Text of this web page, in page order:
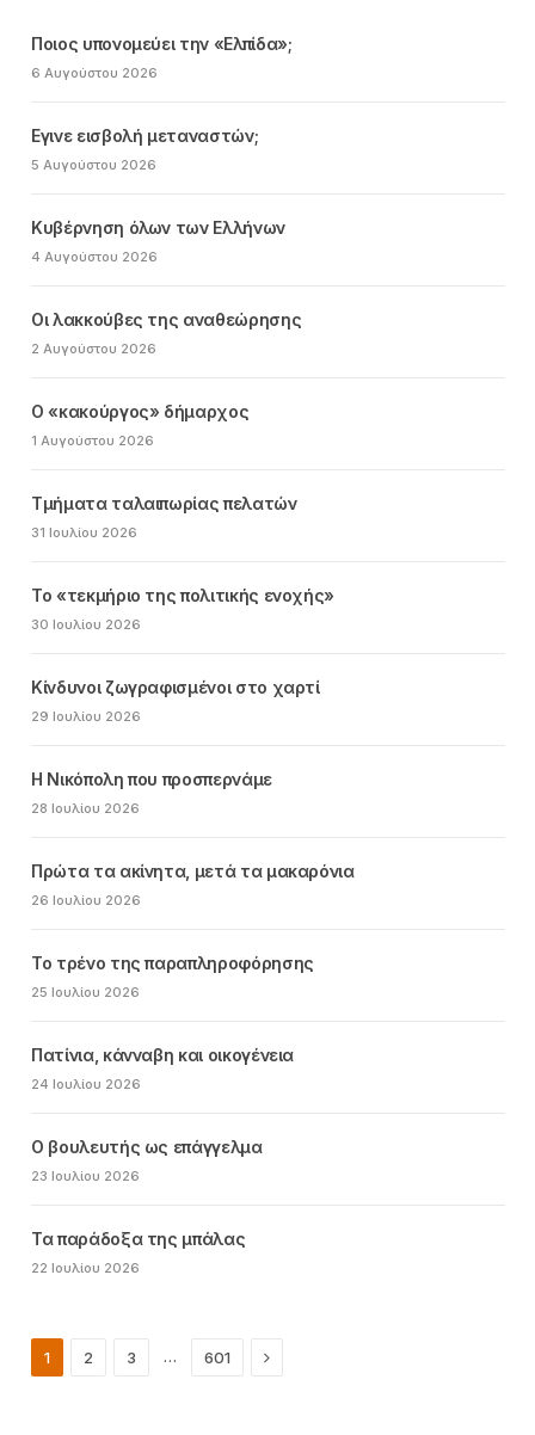
Ποιος υπονομεύει την «Ελπίδα»;
6 Αυγούστου 2026
Εγινε εισβολή μεταναστών;
5 Αυγούστου 2026
Κυβέρνηση όλων των Ελλήνων
4 Αυγούστου 2026
Οι λακκούβες της αναθεώρησης
2 Αυγούστου 2026
Ο «κακούργος» δήμαρχος
1 Αυγούστου 2026
Τμήματα ταλαιπωρίας πελατών
31 Ιουλίου 2026
Το «τεκμήριο της πολιτικής ενοχής»
30 Ιουλίου 2026
Κίνδυνοι ζωγραφισμένοι στο χαρτί
29 Ιουλίου 2026
Η Νικόπολη που προσπερνάμε
28 Ιουλίου 2026
Πρώτα τα ακίνητα, μετά τα μακαρόνια
26 Ιουλίου 2026
Το τρένο της παραπληροφόρησης
25 Ιουλίου 2026
Πατίνια, κάνναβη και οικογένεια
24 Ιουλίου 2026
Ο βουλευτής ως επάγγελμα
23 Ιουλίου 2026
Τα παράδοξα της μπάλας
22 Ιουλίου 2026
1 2 3 … 601 Next